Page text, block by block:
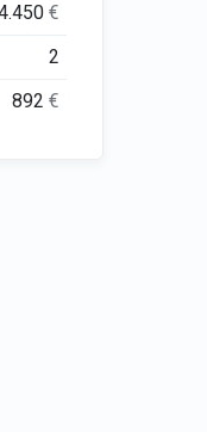
€
2
892€